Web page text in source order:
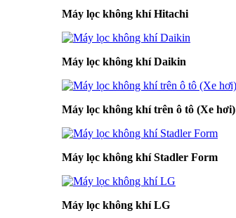
Máy lọc không khí Hitachi
Máy lọc không khí Daikin
Máy lọc không khí trên ô tô (Xe hơi)
Máy lọc không khí Stadler Form
Máy lọc không khí LG